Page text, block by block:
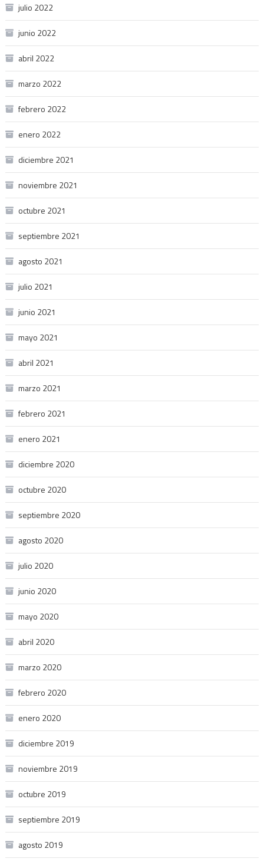
julio 2022
junio 2022
abril 2022
marzo 2022
febrero 2022
enero 2022
diciembre 2021
noviembre 2021
octubre 2021
septiembre 2021
agosto 2021
julio 2021
junio 2021
mayo 2021
abril 2021
marzo 2021
febrero 2021
enero 2021
diciembre 2020
octubre 2020
septiembre 2020
agosto 2020
julio 2020
junio 2020
mayo 2020
abril 2020
marzo 2020
febrero 2020
enero 2020
diciembre 2019
noviembre 2019
octubre 2019
septiembre 2019
agosto 2019